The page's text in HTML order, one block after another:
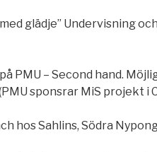
glädje” Undervisning
PMU – Second hand.
sponsrar MiS projekt i
hos Sahlins, Södra